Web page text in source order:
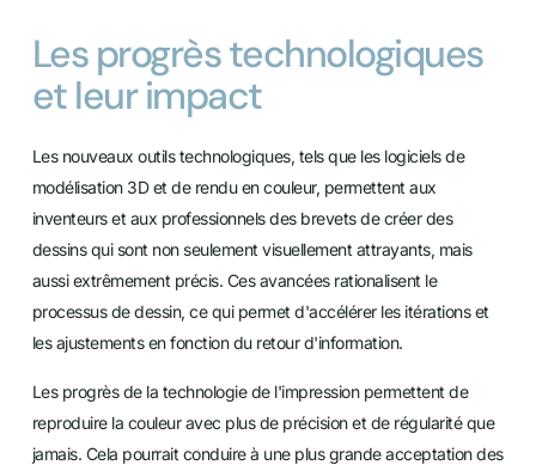
Les progrès technologiques
et leur impact
Les nouveaux outils technologiques, tels que les logiciels de
modélisation 3D et de rendu en couleur, permettent aux
inventeurs et aux professionnels des brevets de créer des
dessins qui sont non seulement visuellement attrayants, mais
aussi extrêmement précis. Ces avancées rationalisent le
processus de dessin, ce qui permet d'accélérer les itérations et
les ajustements en fonction du retour d'information.
Les progrès de la technologie de l'impression permettent de
reproduire la couleur avec plus de précision et de régularité que
jamais. Cela pourrait conduire à une plus grande acceptation des